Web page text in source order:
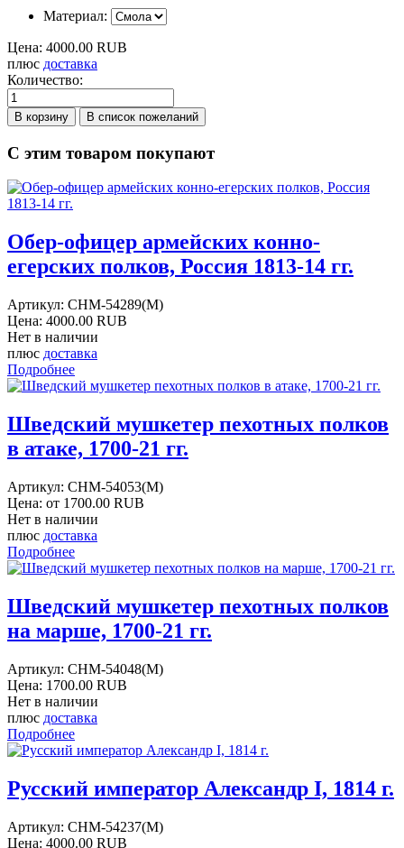
Материал:
Цена: 4000.00 RUB
плюс доставка
Количество:
С этим товаром покупают
Обер-офицер армейских конно-
егерских полков, Россия 1813-14 гг.
Артикул: CHM-54289(M)
Цена: 4000.00 RUB
Нет в наличии
плюс доставка
Подробнее
Шведский мушкетер пехотных полков
в атаке, 1700-21 гг.
Артикул: CHM-54053(M)
Цена: от 1700.00 RUB
Нет в наличии
плюс доставка
Подробнее
Шведский мушкетер пехотных полков
на марше, 1700-21 гг.
Артикул: CHM-54048(M)
Цена: 1700.00 RUB
Нет в наличии
плюс доставка
Подробнее
Русский император Александр I, 1814 г.
Артикул: CHM-54237(M)
Цена: 4000.00 RUB